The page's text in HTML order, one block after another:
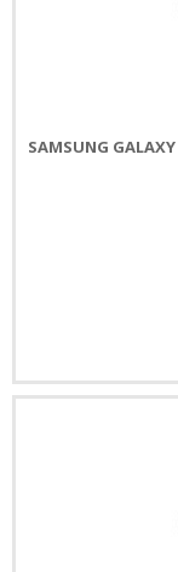
SAMSUNG